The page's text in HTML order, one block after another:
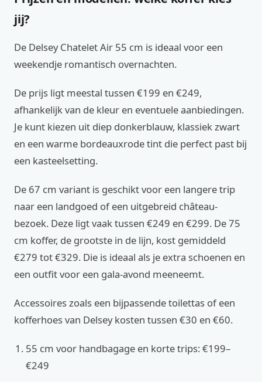
jij?
De Delsey Chatelet Air 55 cm is ideaal voor een
weekendje romantisch overnachten.
De prijs ligt meestal tussen €199 en €249,
afhankelijk van de kleur en eventuele aanbiedingen.
Je kunt kiezen uit diep donkerblauw, klassiek zwart
en een warme bordeauxrode tint die perfect past bij
een kasteelsetting.
De 67 cm variant is geschikt voor een langere trip
naar een landgoed of een uitgebreid château-
bezoek. Deze ligt vaak tussen €249 en €299. De 75
cm koffer, de grootste in de lijn, kost gemiddeld
€279 tot €329. Die is ideaal als je extra schoenen en
een outfit voor een gala-avond meeneemt.
Accessoires zoals een bijpassende toilettas of een
kofferhoes van Delsey kosten tussen €30 en €60.
55 cm voor handbagage en korte trips: €199–
€249